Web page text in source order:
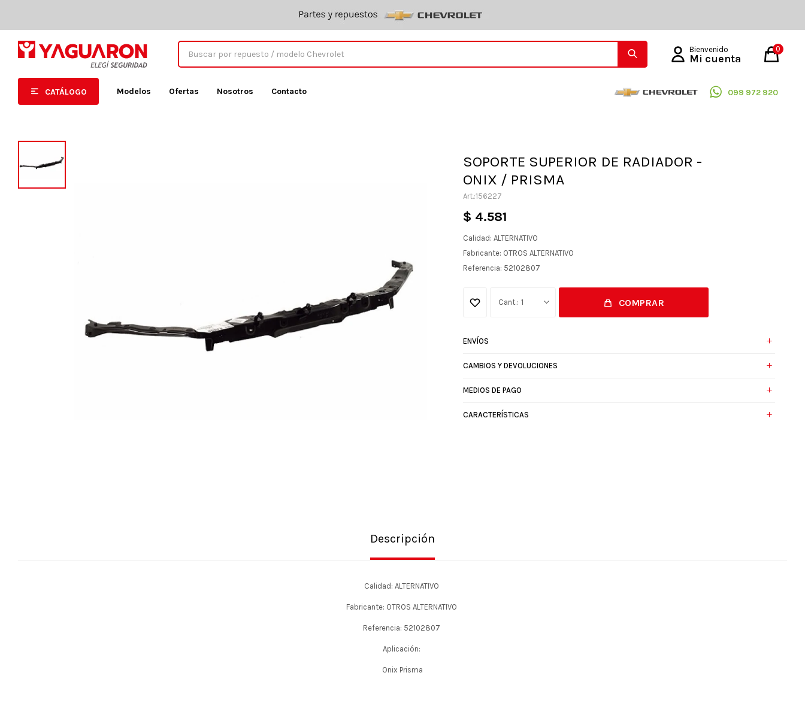
CATÁLOGO Modelos Ofertas Nosotros Contacto 099 972 920
0
SOPORTE SUPERIOR DE RADIADOR -
ONIX / PRISMA
156227
$ 4.581
Calidad: ALTERNATIVO
Fabricante: OTROS ALTERNATIVO
Referencia: 52102807
1 COMPRAR
ENVÍOS
CAMBIOS Y DEVOLUCIONES
MEDIOS DE PAGO
CARACTERÍSTICAS
Descripción
Calidad: ALTERNATIVO
Fabricante: OTROS ALTERNATIVO
Referencia: 52102807
Aplicación:
Onix Prisma